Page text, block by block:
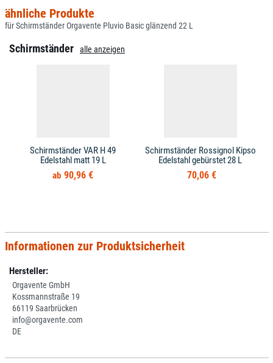
ähnliche Produkte
für Schirmständer Orgavente Pluvio Basic glänzend 22 L
Schirmständer alle anzeigen
Schirmständer VAR H 49
Edelstahl matt 19 L
90,96 €
Schirmständer Rossignol Kipso
Edelstahl gebürstet 28 L
70,06 €
Informationen zur Produktsicherheit
Hersteller:
Orgavente GmbH
Kossmannstraße 19
66119 Saarbrücken
info@orgavente.com
DE